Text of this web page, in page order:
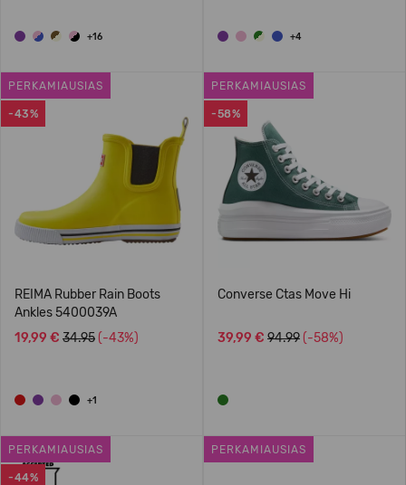
+16 +4
-43%
PERKAMIAUSIAS
REIMA Rubber Rain Boots
Ankles 5400039A
19,99 € 34.95 (-43%)
+1
-58%
PERKAMIAUSIAS
Converse Ctas Move Hi
39,99 € 94.99 (-58%)
-44%
PERKAMIAUSIAS PERKAMIAUSIAS